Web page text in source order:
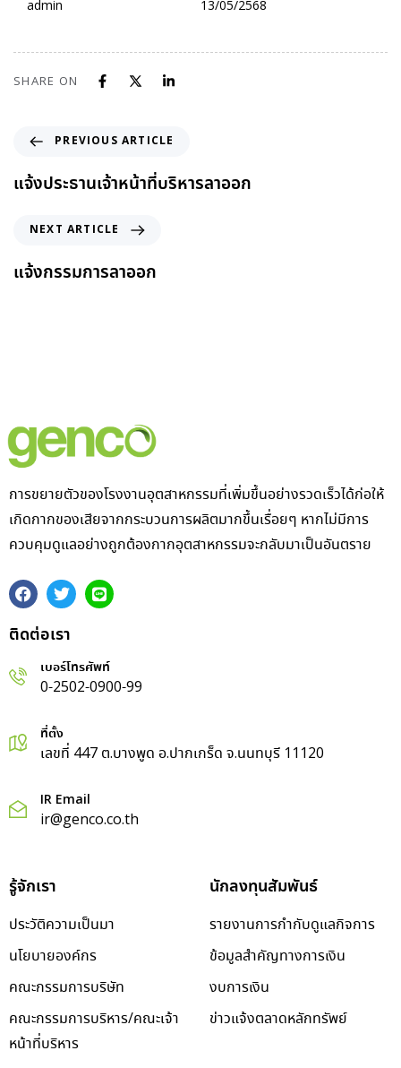
admin 13/05/2568
SHARE ON
PREVIOUS ARTICLE
แจ้งประธานเจ้าหน้าที่บริหารลาออก
NEXT ARTICLE
แจ้งกรรมการลาออก
การขยายตัวของโรงงานอุตสาหกรรมที่เพิ่มขึ้นอย่างรวดเร็วได้ก่อให้
เกิดกากของเสียจากกระบวนการผลิตมากขึ้นเรื่อยๆ หากไม่มีการ
ควบคุมดูแลอย่างถูกต้องกากอุตสาหกรรมจะกลับมาเป็นอันตราย
ติดต่อเรา
เบอร์โทรศัพท์
0-2502-0900-99
ที่ตั้ง
เลขที่ 447 ต.บางพูด อ.ปากเกร็ด จ.นนทบุรี 11120
IR Email
ir@genco.co.th
รู้จักเรา
ประวัติความเป็นมา
นโยบายองค์กร
คณะกรรมการบริษัท
คณะกรรมการบริหาร/คณะเจ้า
หน้าที่บริหาร
นักลงทุนสัมพันธ์
รายงานการกำกับดูแลกิจการ
ข้อมูลสำคัญทางการเงิน
งบการเงิน
ข่าวแจ้งตลาดหลักทรัพย์